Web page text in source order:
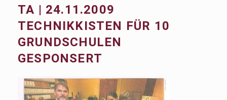
TA | 24.11.2009
TECHNIKKISTEN FÜR 10
GRUNDSCHULEN
GESPONSERT